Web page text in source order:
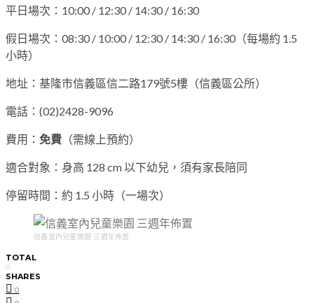
平日場次：10:00 / 12:30 / 14:30 / 16:30
假日場次：08:30 / 10:00 / 12:30 / 14:30 / 16:30（每場約 1.5
小時）
地址：基隆市信義區信二路179號5樓（信義區公所）
電話：(02)2428-9096
費用： 免費 （需線上預約）
適合對象：身高 128 cm 以下幼兒，須有家長陪同
停留時間：約 1.5 小時（一場次）
信義室內兒童樂園 三週年佈置
TOTAL
0
SHARES
0